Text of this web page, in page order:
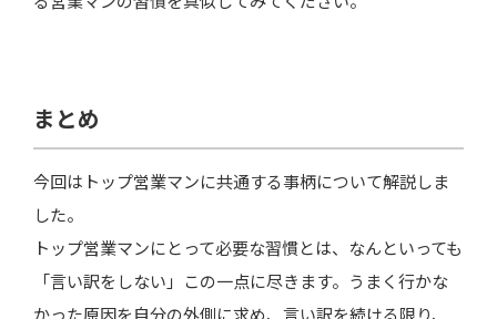
まとめ
今回はトップ営業マンに共通する事柄について解説しま
した。
トップ営業マンにとって必要な習慣とは、なんといっても
「言い訳をしない」この一点に尽きます。うまく行かな
かった原因を自分の外側に求め、言い訳を続ける限り、